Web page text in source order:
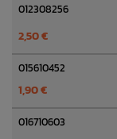
012308256
2,50 €
015610452
1,90 €
016710603